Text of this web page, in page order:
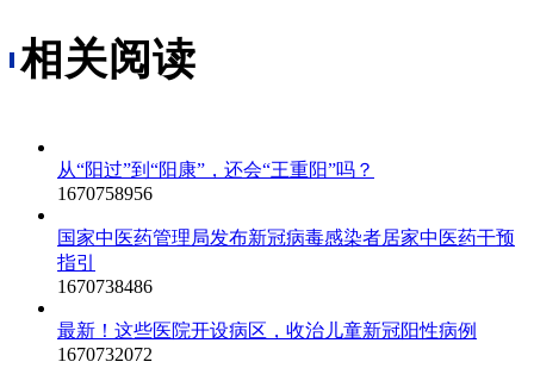
相关阅读
从“阳过”到“阳康”，还会“王重阳”吗？
1670758956
国家中医药管理局发布新冠病毒感染者居家中医药干预
指引
1670738486
最新！这些医院开设病区，收治儿童新冠阳性病例
1670732072